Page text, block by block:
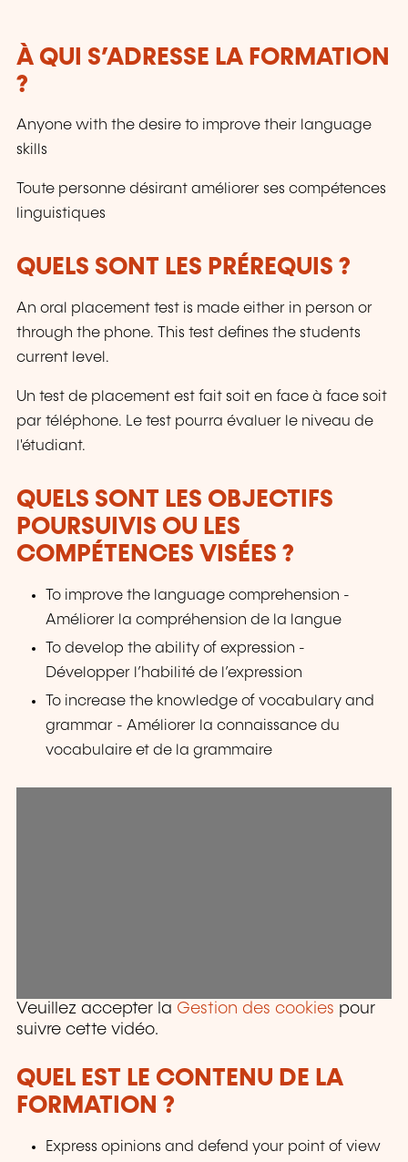
À QUI S’ADRESSE LA FORMATION
?
Anyone with the desire to improve their language
skills
Toute personne désirant améliorer ses compétences
linguistiques
QUELS SONT LES PRÉREQUIS ?
An oral placement test is made either in person or
through the phone. This test defines the students
current level.
Un test de placement est fait soit en face à face soit
par téléphone. Le test pourra évaluer le niveau de
l'étudiant.
QUELS SONT LES OBJECTIFS
POURSUIVIS OU LES
COMPÉTENCES VISÉES ?
To improve the language comprehension -
Améliorer la compréhension de la langue
To develop the ability of expression -
Développer l’habilité de l’expression
To increase the knowledge of vocabulary and
grammar - Améliorer la connaissance du
vocabulaire et de la grammaire
Veuillez accepter la Gestion des cookies pour
suivre cette vidéo.
QUEL EST LE CONTENU DE LA
FORMATION ?
Express opinions and defend your point of view